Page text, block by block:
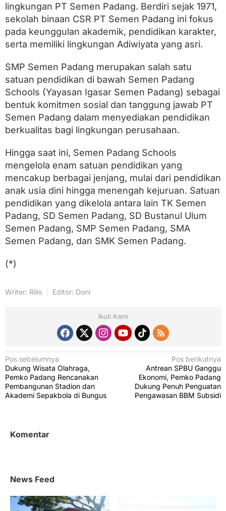
lingkungan PT Semen Padang. Berdiri sejak 1971,
sekolah binaan CSR PT Semen Padang ini fokus
pada keunggulan akademik, pendidikan karakter,
serta memiliki lingkungan Adiwiyata yang asri.
SMP Semen Padang merupakan salah satu
satuan pendidikan di bawah Semen Padang
Schools (Yayasan Igasar Semen Padang) sebagai
bentuk komitmen sosial dan tanggung jawab PT
Semen Padang dalam menyediakan pendidikan
berkualitas bagi lingkungan perusahaan.
Hingga saat ini, Semen Padang Schools
mengelola enam satuan pendidikan yang
mencakup berbagai jenjang, mulai dari pendidikan
anak usia dini hingga menengah kejuruan. Satuan
pendidikan yang dikelola antara lain TK Semen
Padang, SD Semen Padang, SD Bustanul Ulum
Semen Padang, SMP Semen Padang, SMA
Semen Padang, dan SMK Semen Padang.
(*)
Writer: Rilis Editor: Doni
Ikuti Kami
N
a
v
a
p
s
Pos sebelumnya
Dukung Wisata Olahraga,
Pemko Padang Rencanakan
Pembangunan Stadion dan
Akademi Sepakbola di Bungus
Pos berikutnya
Antrean SPBU Ganggu
Ekonomi, Pemko Padang
Dukung Penuh Penguatan
Pengawasan BBM Subsidi
Komentar
News Feed